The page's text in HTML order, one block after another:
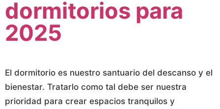
dormitorios para
2025
El dormitorio es nuestro santuario del descanso y el
bienestar. Tratarlo como tal debe ser nuestra
prioridad para crear espacios tranquilos y